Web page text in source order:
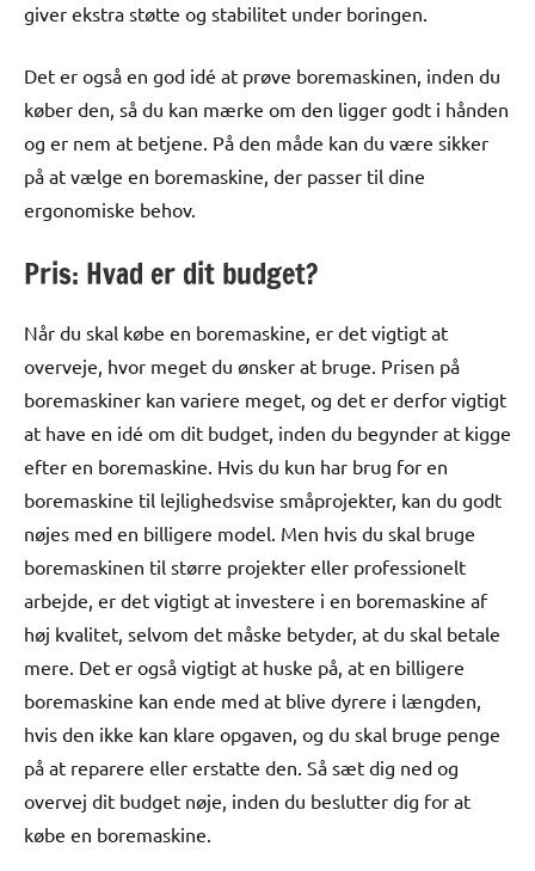
giver ekstra støtte og stabilitet under boringen.
Det er også en god idé at prøve boremaskinen, inden du
køber den, så du kan mærke om den ligger godt i hånden
og er nem at betjene. På den måde kan du være sikker
på at vælge en boremaskine, der passer til dine
ergonomiske behov.
Pris: Hvad er dit budget?
Når du skal købe en boremaskine, er det vigtigt at
overveje, hvor meget du ønsker at bruge. Prisen på
boremaskiner kan variere meget, og det er derfor vigtigt
at have en idé om dit budget, inden du begynder at kigge
efter en boremaskine. Hvis du kun har brug for en
boremaskine til lejlighedsvise småprojekter, kan du godt
nøjes med en billigere model. Men hvis du skal bruge
boremaskinen til større projekter eller professionelt
arbejde, er det vigtigt at investere i en boremaskine af
høj kvalitet, selvom det måske betyder, at du skal betale
mere. Det er også vigtigt at huske på, at en billigere
boremaskine kan ende med at blive dyrere i længden,
hvis den ikke kan klare opgaven, og du skal bruge penge
på at reparere eller erstatte den. Så sæt dig ned og
overvej dit budget nøje, inden du beslutter dig for at
købe en boremaskine.